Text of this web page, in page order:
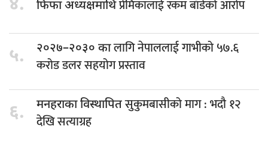
४. फिफा अध्यक्षमाथिप्रेमिकालाई रकम बाँडेको आरोप
५. २०२७–२०३० कालागि नेपाललाई गाभीको ५७.६
करोड डलर सहयोग प्रस्ताव
६. मनहराका विस्थापितसुकुमबासीको माग : भदौ १२
देखि सत्याग्रह